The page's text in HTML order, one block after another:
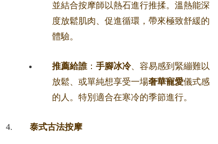
並結合按摩師以熱石進行推揉。溫熱能深
度放鬆肌肉、促進循環，帶來極致舒緩的
體驗。
推薦給誰： 手腳冰冷、容易感到緊繃難以
放鬆、或單純想享受一場奢華寵愛儀式感
的人。特別適合在寒冷的季節進行。
泰式古法按摩